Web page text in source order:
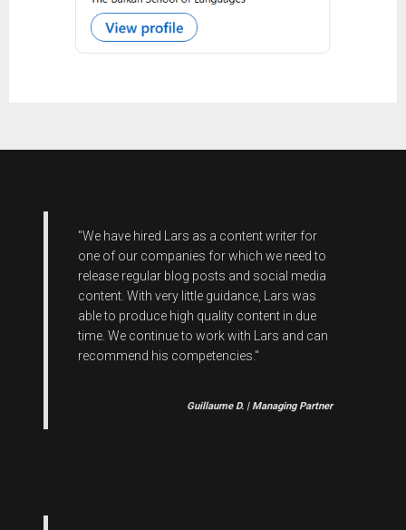
"We have hired Lars as a content writer for
one of our companies for which we need to
release regular blog posts and social media
content. With very little guidance, Lars was
able to produce high quality content in due
time. We continue to work with Lars and can
recommend his competencies."
Guillaume D. | Managing Partner